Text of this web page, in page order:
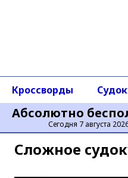
Абсолютно
Сегодня 7 августа
Кроссворды
Сложное